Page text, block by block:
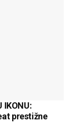
IKONU:
prestižne